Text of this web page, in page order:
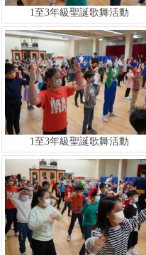
1至3年級聖誕歌舞活動
1至3年級聖誕歌舞活動